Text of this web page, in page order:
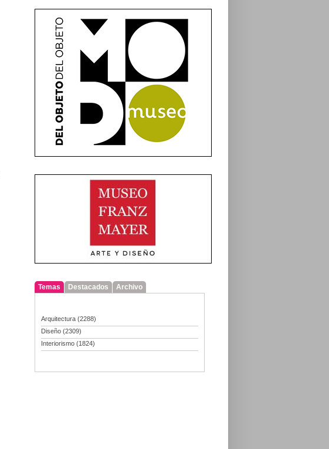
Temas Destacados Archivo
Arquitectura (2288)
Diseño (2309)
Interiorismo (1824)